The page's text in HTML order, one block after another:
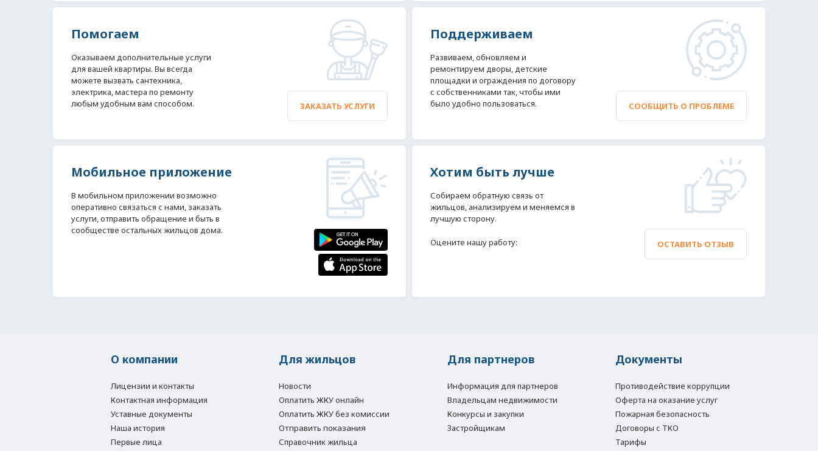
Помогаем
Оказываем дополнительные услуги
для вашей квартиры. Вы всегда
можете вызвать сантехника,
электрика, мастера по ремонту
любым удобным вам способом.
ЗАКАЗАТЬ УСЛУГИ
Поддерживаем
Развиваем, обновляем и
ремонтируем дворы, детские
площадки и ограждения по договору
с собственниками так, чтобы ими
было удобно пользоваться.
СООБЩИТЬ О ПРОБЛЕМЕ
Мобильное приложение
В мобильном приложении возможно
оперативно связаться с нами, заказать
услуги, отправить обращение и быть в
сообществе остальных жильцов дома.
Хотим быть лучше
Собираем обратную связь от
жильцов, анализируем и меняемся в
лучшую сторону.
Оцените нашу работу: ОСТАВИТЬ ОТЗЫВ
О компании
Лицензии и контакты
Контактная информация
Уставные документы
Наша история
Первые лица
Для жильцов
Новости
Оплатить ЖКУ онлайн
Оплатить ЖКУ без комиссии
Отправить показания
Справочник жильца
Для партнеров
Информация для партнеров
Владельцам недвижимости
Конкурсы и закупки
Застройщикам
Документы
Противодействие коррупции
Оферта на оказание услуг
Пожарная безопасность
Договоры с ТКО
Тарифы